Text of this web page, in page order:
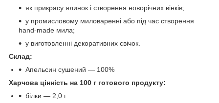
як прикрасу ялинок і створення новорічних вінків;
у промисловому миловаренні або під час створення
hand-made мила;
у виготовленні декоративних свічок.
Склад:
Апельсин сушений — 100%
Харчова цінність на 100 г готового продукту:
білки — 2,0 г